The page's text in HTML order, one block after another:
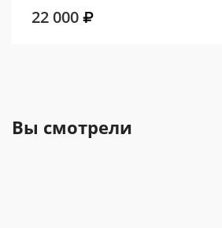
22 000
Вы смотрели